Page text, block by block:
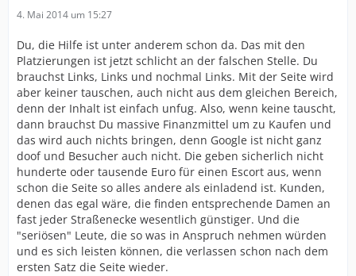
4. Mai 2014 um 15:27
Du, die Hilfe ist unter anderem schon da. Das mit den
Platzierungen ist jetzt schlicht an der falschen Stelle. Du
brauchst Links, Links und nochmal Links. Mit der Seite wird
aber keiner tauschen, auch nicht aus dem gleichen Bereich,
denn der Inhalt ist einfach unfug. Also, wenn keine tauscht,
dann brauchst Du massive Finanzmittel um zu Kaufen und
das wird auch nichts bringen, denn Google ist nicht ganz
doof und Besucher auch nicht. Die geben sicherlich nicht
hunderte oder tausende Euro für einen Escort aus, wenn
schon die Seite so alles andere als einladend ist. Kunden,
denen das egal wäre, die finden entsprechende Damen an
fast jeder Straßenecke wesentlich günstiger. Und die
"seriösen" Leute, die so was in Anspruch nehmen würden
und es sich leisten können, die verlassen schon nach dem
ersten Satz die Seite wieder.